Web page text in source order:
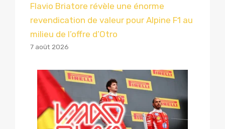
Flavio Briatore révèle une énorme
revendication de valeur pour Alpine F1 au
milieu de l’offre d’Otro
7 août 2026